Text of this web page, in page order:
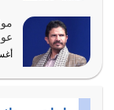
وعد الله تعالى
والاستبشار
يوليو 29, 2026
القرآن الكريم